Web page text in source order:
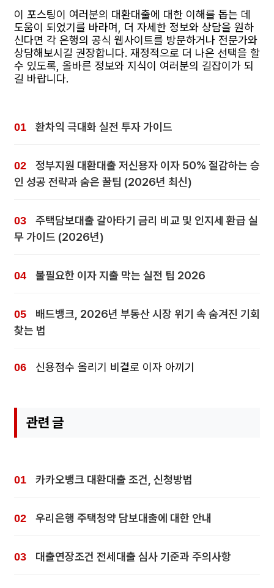
이 포스팅이 여러분의 대환대출에 대한 이해를 돕는 데
도움이 되었기를 바라며, 더 자세한 정보와 상담을 원하
신다면 각 은행의 공식 웹사이트를 방문하거나 전문가와
상담해보시길 권장합니다. 재정적으로 더 나은 선택을 할
수 있도록, 올바른 정보와 지식이 여러분의 길잡이가 되
길 바랍니다.
환차익 극대화 실전 투자 가이드
정부지원 대환대출 저신용자 이자 50% 절감하는 승
인 성공 전략과 숨은 꿀팁 (2026년 최신)
주택담보대출 갈아타기 금리 비교 및 인지세 환급 실
무 가이드 (2026년)
불필요한 이자 지출 막는 실전 팁 2026
배드뱅크, 2026년 부동산 시장 위기 속 숨겨진 기회
찾는 법
신용점수 올리기 비결로 이자 아끼기
관련 글
카카오뱅크 대환대출 조건, 신청방법
우리은행 주택청약 담보대출에 대한 안내
대출연장조건 전세대출 심사 기준과 주의사항